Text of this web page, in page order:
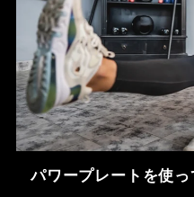
パワープレートを使